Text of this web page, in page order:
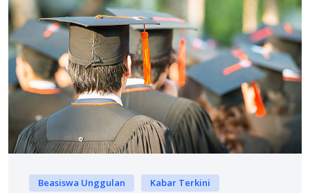
Beasiswa Unggulan Kabar Terkini